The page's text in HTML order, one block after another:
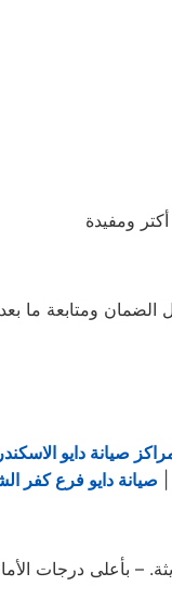
ومتابعة ما
صيانة دايو
صيانة دايو فرع كفر